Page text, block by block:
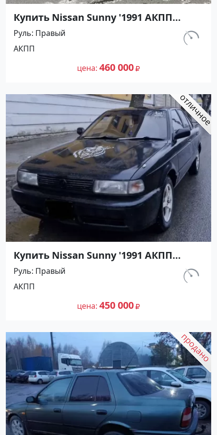
Купить Nissan Sunny '1991 АКПП
(1400/75 л.с.) Бензин инжектор
Тамань цвет Черный Седан по цене
460000 рублей, объявление №27493
на сайте Авторынок23
км.
Руль Правый
АКПП
цена 460 000
Купить Nissan Sunny '1991 АКПП
(1400/75 л.с.) Бензин инжектор
Мостовской цвет Черный Седан по
цене 450000 рублей, объявление
№27489 на сайте Авторынок23
км.
Руль Правый
АКПП
цена 450 000